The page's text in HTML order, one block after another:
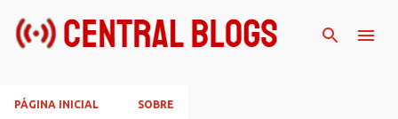
Pular para o conteúdo principal
PÁGINA INICIAL SOBRE